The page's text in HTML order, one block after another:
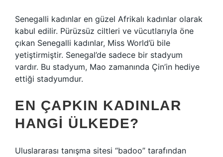
Senegalli kadınlar en güzel Afrikalı kadınlar olarak
kabul edilir. Pürüzsüz ciltleri ve vücutlarıyla öne
çıkan Senegalli kadınlar, Miss World’ü bile
yetiştirmiştir. Senegal’de sadece bir stadyum
vardır. Bu stadyum, Mao zamanında Çin’in hediye
ettiği stadyumdur.
EN ÇAPKIN KADINLAR
HANGI ÜLKEDE?
Uluslararası tanışma sitesi “badoo” tarafından